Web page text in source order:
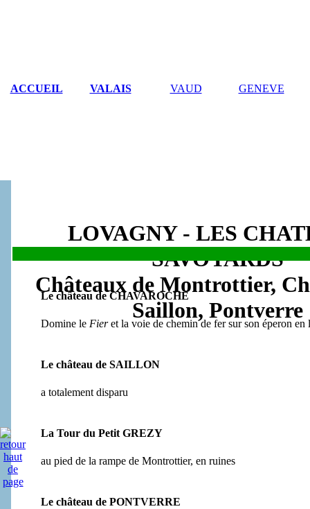
LOVAGNY - LES
SAVOYARDS
Châteaux de Montrottier,
Saillon, Pontverre
ACCUEIL VALAIS VAUD GENEVE
Lechâteau de CHAVAROCHE
Domine le Fieret la voie de chemin de fer sur son éperon
Le château de SAILLON
a totalement disparu
La Tour du Petit GREZY
au pied de la rampe de Montrottier, en ruines
Le château de PONTVERRE